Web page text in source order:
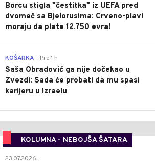
Borcu stigla "čestitka" iz UEFA pred
dvomeč sa Bjelorusima: Crveno-plavi
moraju da plate 12.750 evra!
KOŠARKA Pre 1 h
Saša Obradović ga nije dočekao u
Zvezdi: Sada će probati da mu spasi
karijeru u Izraelu
KOLUMNA - NEBOJŠA ŠATARA
23.07.2026.